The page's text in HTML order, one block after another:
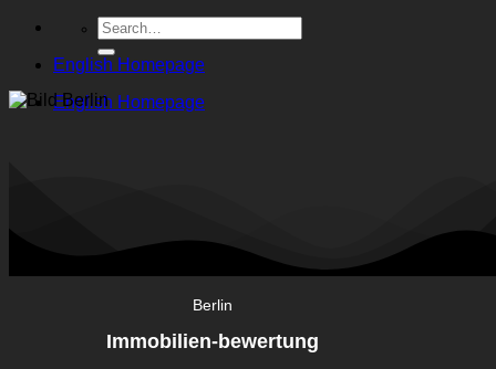
English Homepage
English Homepage
Berlin
Immobilien-bewertung